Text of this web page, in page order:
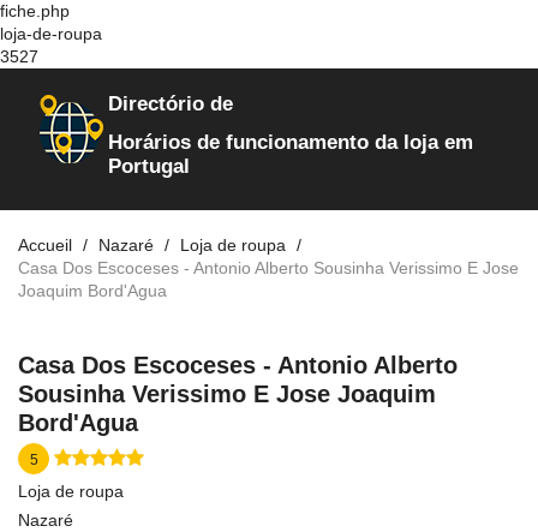
fiche.php
loja-de-roupa
3527
Directório de
Horários de funcionamento da loja em
Portugal
Accueil Nazaré
Loja de roupa
Casa Dos Escoceses - Antonio Alberto Sousinha Verissimo E Jose
Joaquim Bord'Agua
Casa Dos Escoceses - Antonio Alberto
Sousinha Verissimo E Jose Joaquim
Bord'Agua
5
Loja de roupa
Nazaré